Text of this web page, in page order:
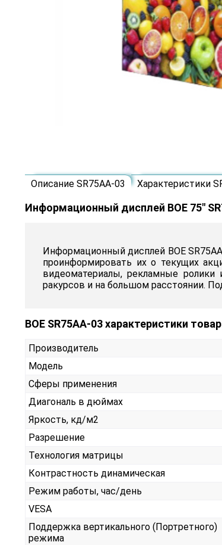
Описание SR75AA-03 Характеристики
Информационный дисплей BOE 75"
Информационный дисплей BOE
проинформировать их о текущих
видеоматериалы, рекламные
ракурсов и на большом расстоянии.
BOE SR75AA-03 характеристики
Производитель
Модель
Сферы применения
Диагональ в дюймах
Яркость, кд/м2
Разрешение
Технология матрицы
Контрастность динамическая
Режим работы, час/день
VESA
Поддержка вертикального (Портретного)
режима